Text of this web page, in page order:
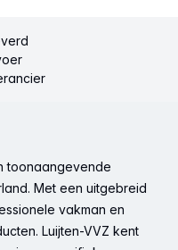
toonaangevende
Met een uitgebreid
vakman en
Luijten-VVZ kent